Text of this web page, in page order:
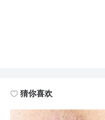
猜你喜欢